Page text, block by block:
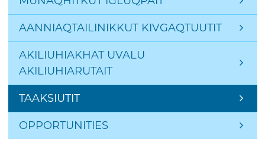
AANNIAQTAILINIKKUT KIVGAQTUUTIT
AKILIUHIAKHAT UVALU
AKILIUHIARUTAIT
TAAKSIUTIT
OPPORTUNITIES